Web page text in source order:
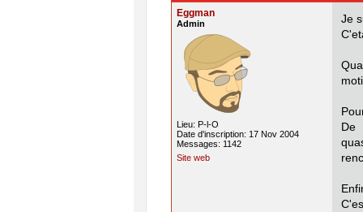
Eggman
Admin
Lieu: P-l-O
Date d'inscription: 17 Nov 2004
Messages: 1142
Site web
Je
De